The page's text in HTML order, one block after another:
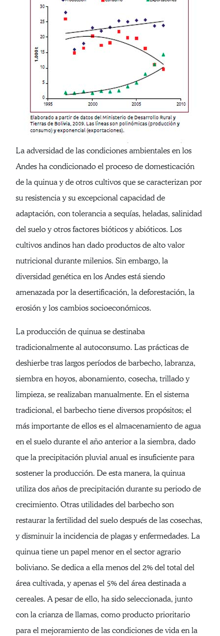
La adversidad de las condiciones ambientales en los
Andes ha condicionado el proceso de domesticación
de la quinua y de otros cultivos que se caracterizan por
su resistencia y su excepcional capacidad de
adaptación, con tolerancia a sequías, heladas, salinidad
del suelo y otros factores bióticos y abióticos. Los
cultivos andinos han dado productos de alto valor
nutricional durante milenios. Sin embargo, la
diversidad genética en los Andes está siendo
amenazada por la desertificación, la deforestación, la
erosión y los cambios socioeconómicos.
La producción de quinua se destinaba
tradicionalmente al autoconsumo. Las prácticas de
deshierbe tras largos períodos de barbecho, labranza,
siembra en hoyos, abonamiento, cosecha, trillado y
limpieza, se realizaban manualmente. En el sistema
tradicional, el barbecho tiene diversos propósitos; el
más importante de ellos es el almacenamiento de agua
en el suelo durante el año anterior a la siembra, dado
que la precipitación pluvial anual es insuficiente para
sostener la producción. De esta manera, la quinua
utiliza dos años de precipitación durante su periodo de
crecimiento. Otras utilidades del barbecho son
restaurar la fertilidad del suelo después de las cosechas,
y disminuir la incidencia de plagas y enfermedades. La
quinua tiene un papel menor en el sector agrario
boliviano. Se dedica a ella menos del 2% del total del
área cultivada, y apenas el 5% del área destinada a
cereales. A pesar de ello, ha sido seleccionada, junto
con la crianza de llamas, como producto prioritario
para el mejoramiento de las condiciones de vida en la